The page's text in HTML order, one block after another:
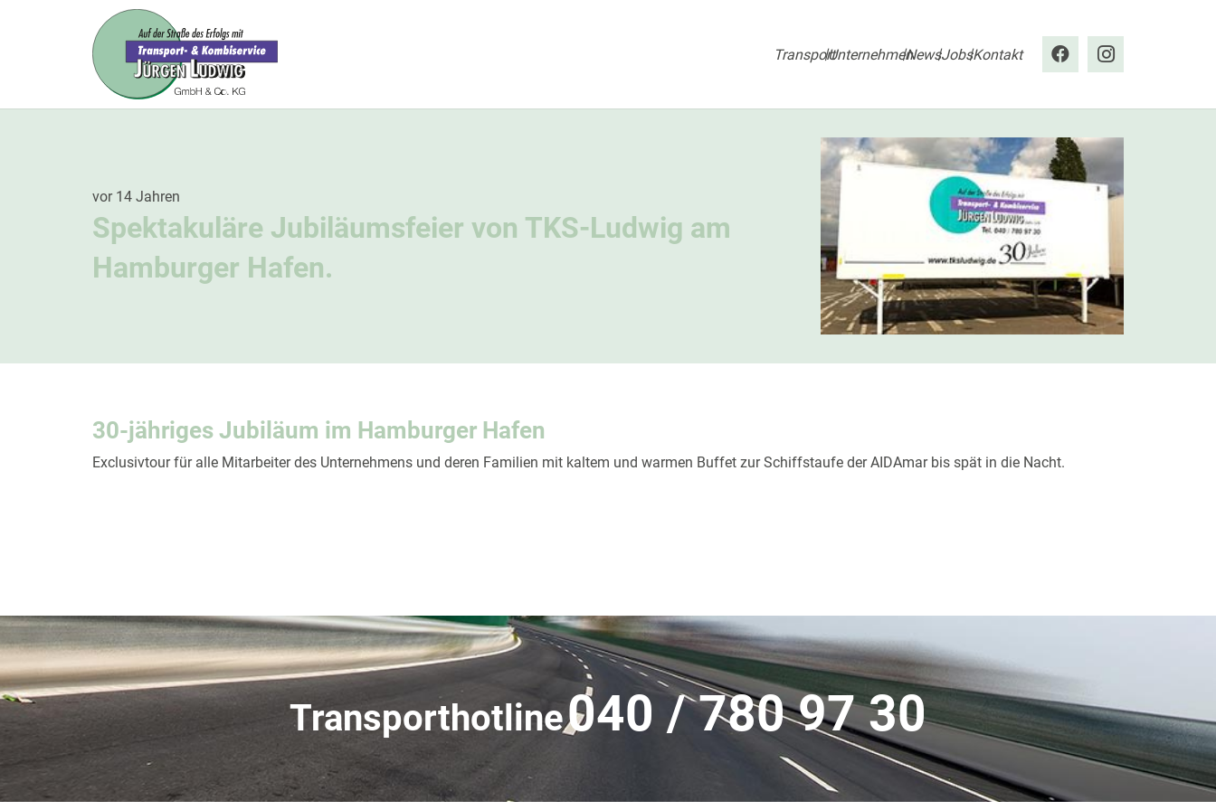
TransportUnternehmenNewsJobsKontakt
vor 14 Jahren
Spektakuläre Jubiläumsfeier von TKS-Ludwig am
Hamburger Hafen.
30-jähriges Jubiläum im Hamburger Hafen
Exclusivtour für alle Mitarbeiter des Unternehmens und deren Familien mit kaltem und warmen Buffet zur Schiffstaufe der AIDAmar bis spät in die Nacht.
Transporthotline040 / 780 97 30